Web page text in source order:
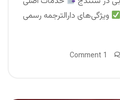
ویژگی‌های دارالترجمه رسمی
1 Comment